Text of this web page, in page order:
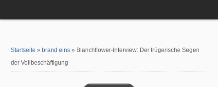
Startseite » brand eins » Blanchflower-Interview: Der trügerische Segen
der Vollbeschäftigung